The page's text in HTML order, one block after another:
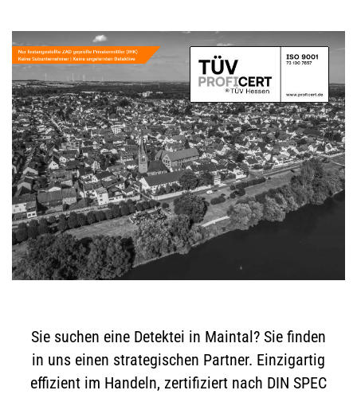
Sie suchen eine Detektei in Maintal? Sie finden
in uns einen strategischen Partner. Einzigartig
effizient im Handeln, zertifiziert nach DIN SPEC